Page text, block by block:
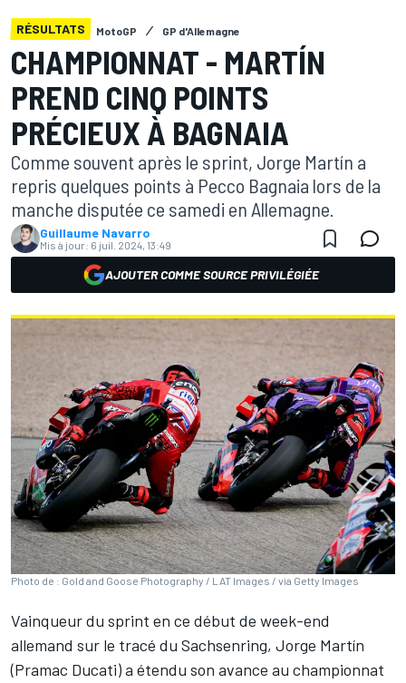
RÉSULTATS MotoGP GP d'Allemagne
CHAMPIONNAT - MARTÍN
PREND CINQ POINTS
PRÉCIEUX À BAGNAIA
Comme souvent après le sprint, Jorge Martín a
repris quelques points à Pecco Bagnaia lors de la
manche disputée ce samedi en Allemagne.
Guillaume Navarro
Mis à jour: 6 juil. 2024, 13:49
AJOUTER COMME SOURCE PRIVILÉGIÉE
Photo de : Gold and Goose Photography / LAT Images / via Getty Images
Vainqueur du sprint en ce début de week-end
allemand sur le tracé du Sachsenring, Jorge Martín
(Pramac Ducati) a étendu son avance au championnat